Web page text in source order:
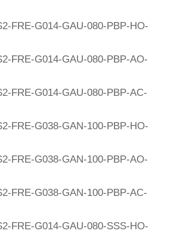
FRE-G014-GAU-080-PBP-HO-
FRE-G014-GAU-080-PBP-AO-
FRE-G014-GAU-080-PBP-AC-
FRE-G038-GAN-100-PBP-HO-
FRE-G038-GAN-100-PBP-AO-
FRE-G038-GAN-100-PBP-AC-
FRE-G014-GAU-080-SSS-HO-